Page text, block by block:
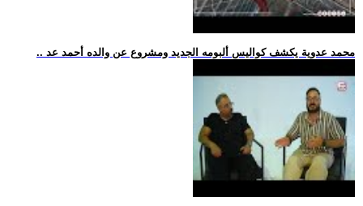
.. محمد عدوية يكشف كواليس ألبومه الجديد ومشروع عن والده أحمد عد